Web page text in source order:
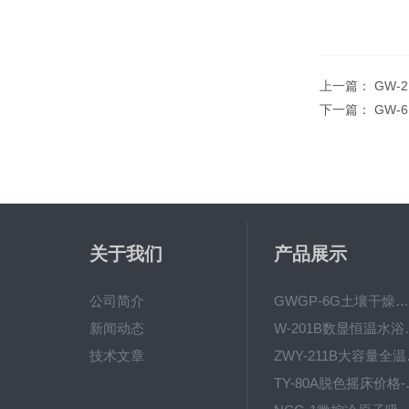
上一篇： GW-
下一篇： GW-
关于我们
公司简介
新闻动态
技术文章
产品展示
GWGP-6G土壤干燥柜-干燥箱/干燥机
W-
TY-